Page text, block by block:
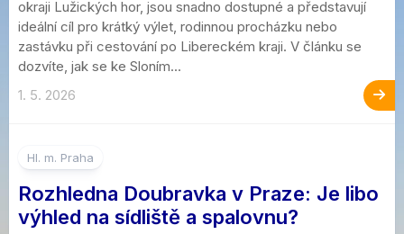
okraji Lužických hor, jsou snadno dostupné a představují
ideální cíl pro krátký výlet, rodinnou procházku nebo
zastávku při cestování po Libereckém kraji. V článku se
dozvíte, jak se ke Sloním...
1. 5. 2026
Hl. m. Praha
Rozhledna Doubravka v Praze: Je libo
výhled na sídliště a spalovnu?